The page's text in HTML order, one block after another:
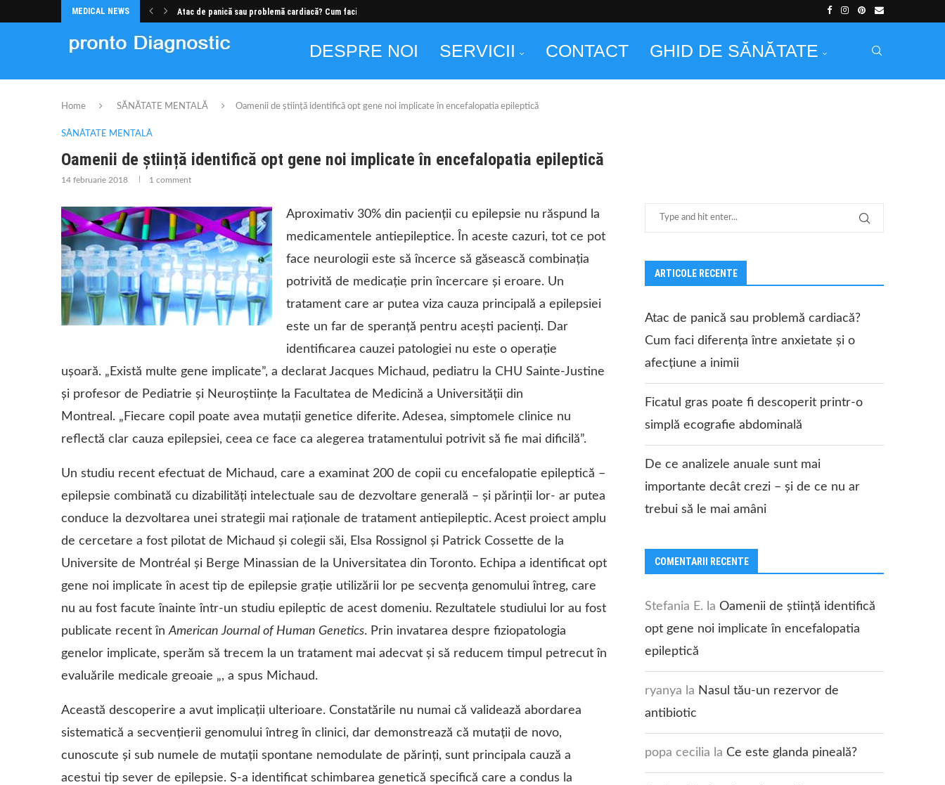
MEDICAL NEWS Atac de panică sau problemă cardiacă? Cum faci...
DESPRE NOI SERVICII CONTACT GHID DE SĂNĂTATE
Home SĂNĂTATE MENTALĂ Oamenii de știință identifică opt gene noi implicate în encefalopatia epileptică
SĂNĂTATE MENTALĂ
Oamenii de știință identifică opt gene noi implicate în encefalopatia epileptică
14 februarie 2018 1 comment
Aproximativ 30% din pacienții cu epilepsie nu răspund la
medicamentele antiepileptice. În aceste cazuri, tot ce pot
face neurologii este să încerce să găsească combinația
potrivită de medicație prin încercare și eroare. Un
tratament care ar putea viza cauza principală a epilepsiei
este un far de speranță pentru acești pacienți. Dar
identificarea cauzei patologiei nu este o operație
ușoară. „Există multe gene implicate”, a declarat Jacques Michaud, pediatru la CHU Sainte-Justine
și profesor de Pediatrie și Neuroștiințe la Facultatea de Medicină a Universității din
Montreal. „Fiecare copil poate avea mutații genetice diferite. Adesea, simptomele clinice nu
reflectă clar cauza epilepsiei, ceea ce face ca alegerea tratamentului potrivit să fie mai dificilă”.
Un studiu recent efectuat de Michaud, care a examinat 200 de copii cu encefalopatie epileptică –
epilepsie combinată cu dizabilități intelectuale sau de dezvoltare generală – și părinții lor- ar putea
conduce la dezvoltarea unei strategii mai raționale de tratament antiepileptic. Acest proiect amplu
de cercetare a fost pilotat de Michaud și colegii săi, Elsa Rossignol și Patrick Cossette de la
Universite de Montréal și Berge Minassian de la Universitatea din Toronto. Echipa a identificat opt
​​gene noi implicate în acest tip de epilepsie graţie utilizării lor pe secvenţa genomului întreg, care
nu au fost facute înainte într-un studiu epileptic de acest domeniu. Rezultatele studiului lor au fost
publicate recent înAmerican Journal of Human Genetics. Prin invatarea despre fiziopatologia
genelor implicate, sperăm să trecem la un tratament mai adecvat şi să reducem timpul petrecut în
evaluările medicale greoaie „, a spus Michaud.
Această descoperire a avut implicaţii ulterioare. Constatările nu numai că validează abordarea
sistematică a secvenţierii genomului întreg în clinici, dar demonstrează că mutaţii de novo,
cunoscute şi sub numele de mutaţii spontane nemodulate de părinţi, sunt principala cauză a
acestui tip sever de epilepsie. S-a identificat schimbarea genetică specifică care a condus la
ARTICOLE RECENTE
Atac de panică sau problemă cardiacă?
Cum faci diferența între anxietate și o
afecțiune a inimii
Ficatul gras poate fi descoperit printr-o
simplă ecografie abdominală
De ce analizele anuale sunt mai
importante decât crezi – și de ce nu ar
trebui să le mai amâni
COMENTARII RECENTE
Stefania E. la Oamenii de știință identifică
opt gene noi implicate în encefalopatia
epileptică
ryanya la Nasul tău-un rezervor de
antibiotic
popa cecilia la Ce este glanda pineală?